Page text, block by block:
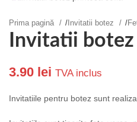
Prima pagină / Invitatii botez /
Invitatii
3.90 lei TVA inclus
Invitatiile pentru botez sunt